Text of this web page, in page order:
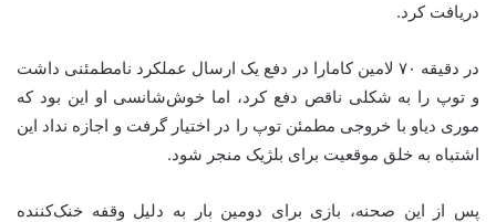
دریافت کرد.
در دقیقه ۷۰ لامین کامارا در دفع یک ارسال عملکرد نامطمئنی داشت
و توپ را به شکلی ناقص دفع کرد، اما خوش‌شانسی او این بود که
موری دیاو با خروجی مطمئن توپ را در اختیار گرفت و اجازه نداد این
اشتباه به خلق موقعیت برای بلژیک منجر شود.
پس از این صحنه، بازی برای دومین بار به دلیل وقفه خنک‌کننده